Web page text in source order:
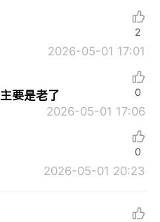
2026-05-01 17:01
2
要是老了
2026-05-01 17:06
0
2026-05-01 20:23
0